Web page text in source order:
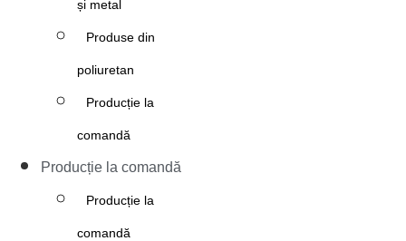
și metal
Produse din
poliuretan
Producție la
comandă
Producție la comandă
Producție la
comandă